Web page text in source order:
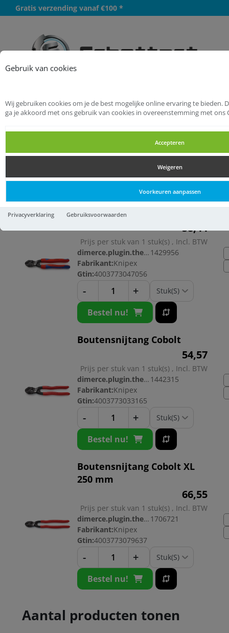
Gebruik van cookies
Wij gebruiken cookies om je de best mogelijke online ervaring te bieden.
ga je akkoord met ons gebruik van cookies in overeenstemming met ons
Accepteren
Weigeren
Voorkeuren aanpassen
Privacyverklaring Gebruiksvoorwaarden
Gratis verzending vanaf €100 *
Startpagina
Handgereedschappen
Tangen
Boutensnijtangen
Boutensnijtangen
Boutensnijtangen
Boutensnijtang Cobolt
58,44
Prijs per stuk van 1 stuk(s) , Incl. BTW
dimerce.plugin.theme.productnr: 1429956
Fabrikant:Knipex
Gtin:4003773047056
- +
Bestel nu!
Boutensnijtang Cobolt
54,57
Prijs per stuk van 1 stuk(s) , Incl. BTW
dimerce.plugin.theme.productnr: 1442315
Fabrikant:Knipex
Gtin:4003773033165
- +
Bestel nu!
Boutensnijtang Cobolt XL
250 mm
66,55
Prijs per stuk van 1 stuk(s) , Incl. BTW
dimerce.plugin.theme.productnr: 1706721
Fabrikant:Knipex
Gtin:4003773079637
- +
Bestel nu!
Aantal producten tonen